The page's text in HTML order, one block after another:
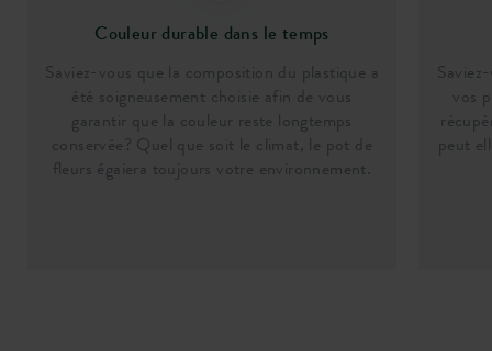
Couleur durable dans le temps
Saviez-vous que la composition du plastique a
été soigneusement choisie afin de vous
garantir que la couleur reste longtemps
conservée? Quel que soit le climat, le pot de
fleurs égaiera toujours votre environnement.
vos
peut